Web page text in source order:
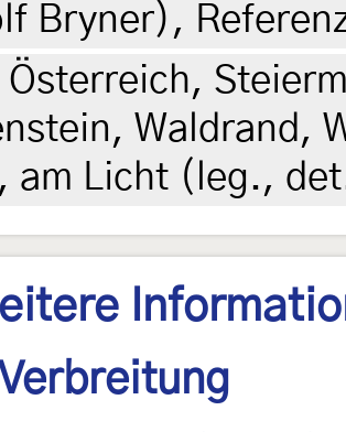
Bryner),
Waldrand,
am Licht (leg.,